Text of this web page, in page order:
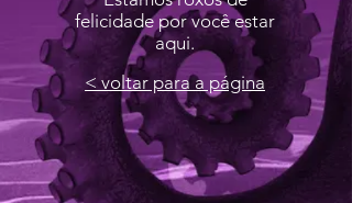
felicidade por você estar
aqui.
< voltar para a página